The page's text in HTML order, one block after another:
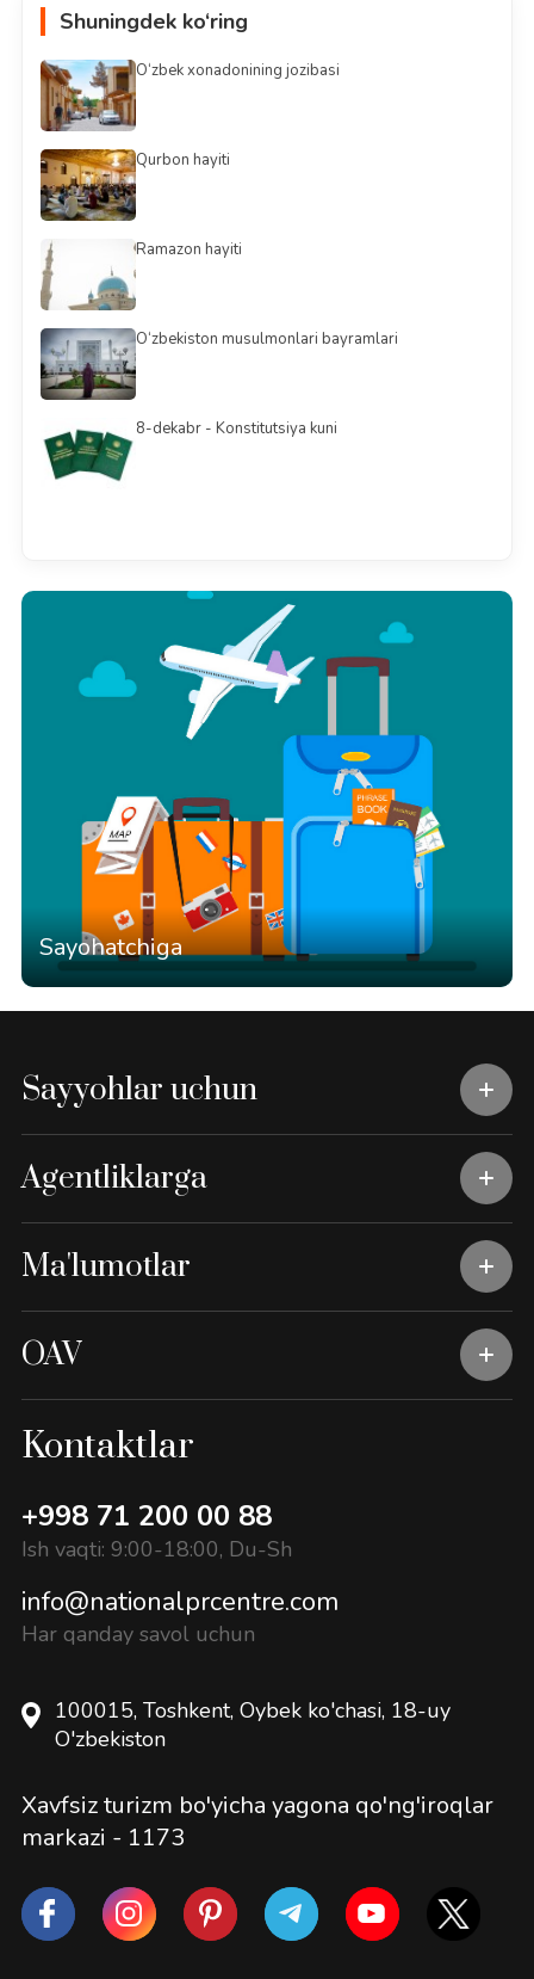
Shuningdek ko‘ring
O‘zbek xonadonining jozibasi
Qurbon hayiti
Ramazon hayiti
O‘zbekiston musulmonlari bayramlari
8-dekabr - Konstitutsiya kuni
Sayohatchiga
Sayyohlar uchun
Agentliklarga
Ma'lumotlar
OAV
Kontaktlar
+998 71 200 00 88
Ish vaqti: 9:00-18:00, Du-Sh
info@nationalprcentre.com
Har qanday savol uchun
100015, Toshkent, Oybek ko'chasi, 18-uy
O'zbekiston
Xavfsiz turizm bo'yicha yagona qo'ng'iroqlar
markazi - 1173